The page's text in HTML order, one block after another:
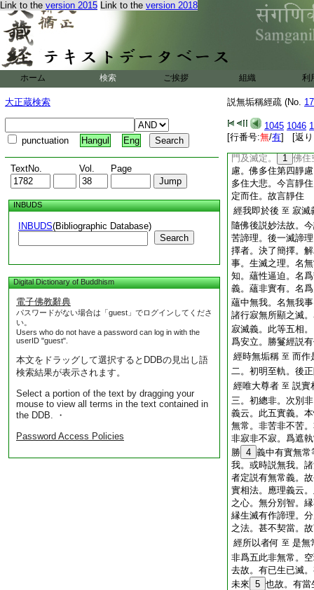
Link to the version 2015 Link to the version 2018
ホーム 検索 ご挨拶 組織 利
大正蔵検索
punctuation Hangul Eng
TextNo. Vol. Page
INBUDS
INBUDS(Bibliographic Database)
Search
Digital Dictionary of Buddhism
電子佛教辭典
パスワードがない場合は「guest」でログインしてくださ
い。
Users who do not have a password can log in with the
userID "guest".
本文をドラッグして選択するとDDBの見出し語
検索結果が表示されます。
Select a portion of the text by dragging your
mouse to view all terms in the text contained in
the DDB. ・
Password Access Policies
説無垢稱經疏 (No.
1045 1046
[行番号:無/有] [返り
剃。具足威神。簡
聲。其父及身。倶
也。西方亦有取母
姓彌勒故。隨其父
此總陳道屈。其隨
立諦。 20 便被彼
經所 21 以何 至
徴。後顯。顯中復
已事中。初顯所隨
也。便入靜住者。
門及滅定。
1 佛住
慮。佛多住第四靜
多住大悲。今言靜
定而住。故言靜住
經我即於後 至 寂滅
隨佛後説妙法故。
苦諦理。後一滅諦
擇者。決了簡擇。
事。生滅之理。名
知。蘊性逼迫。名
義。蘊非實有。名
蘊中無我。名無我
諸行寂無所顯之滅
寂滅義。此等五相
爲安立。勝鬘經説
經時無垢稱 至 而作
二。初明至軌。後
經唯大尊者 至 説實
三。初總非。次別
義云。此五實義。
無常。非苦非不苦
非寂非不寂。爲遮
勝 4 義中有實無常
我。或時説無我。
者定説有無常義。
實相法。應理義云
之心。無分別智。
縁生滅有作諦理。
之法。甚不契當。
經所以者何 至 是無
非爲五此非無常。
去故。有已生已滅
未來 5 也故。有當